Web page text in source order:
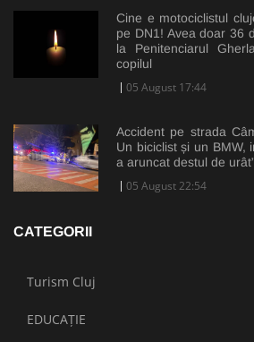
Cine e motociclistul
pe DN1! Avea doar 36
la Penitenciarul
copilul
05 August 17:44
Accident pe strada
Un biciclist și un BMW,
a aruncat destul de urât”
05 August 22:54
CATEGORII
Turism Cluj
EDUCAȚIE